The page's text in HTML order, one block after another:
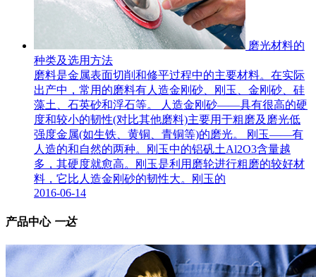
磨光材料的
种类及选用方法
磨料是金属表面切削和修平过程中的主要材料。在实际
出产中，常用的磨料有人造金刚砂、刚玉、金刚砂、硅
藻土、石英砂和浮石等。 人造金刚砂——具有很高的硬
度和较小的韧性(对比其他磨料)主要用于粗磨及磨光低
强度金属(如生铁、黄铜、青铜等)的磨光。 刚玉——有
人造的和自然的两种。刚玉中的铝矾土Al2O3含量越
多，其硬度就愈高。刚玉是利用磨轮进行粗磨的较好材
料，它比人造金刚砂的韧性大。刚玉的
2016-06-14
产品中心 一达